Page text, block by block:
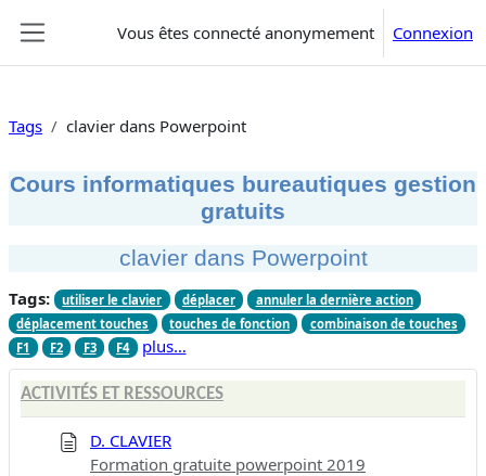
Vous êtes connecté anonymement Connexion
Tags clavier dans Powerpoint
Cours informatiques bureautiques gestion
gratuits
clavier dans Powerpoint
Tags: utiliser le clavier déplacer
annuler la dernière action
déplacement touches
touches de fonction
combinaison de touches
F1
F2 F3 F4 plus…
ACTIVITÉS ET RESSOURCES
D. CLAVIER
Formation gratuite powerpoint 2019